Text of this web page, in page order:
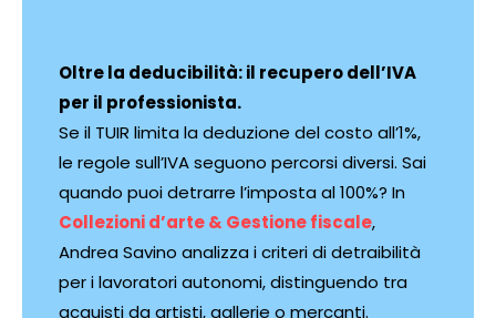
Oltre la deducibilità: il recupero dell’IVA
per il professionista.
Se il TUIR limita la deduzione del costo all’1%,
le regole sull’IVA seguono percorsi diversi. Sai
quando puoi detrarre l’imposta al 100%? In
Collezioni d’arte & Gestione fiscale,
Andrea Savino analizza i criteri di detraibilità
per i lavoratori autonomi, distinguendo tra
acquisti da artisti, gallerie o mercanti.